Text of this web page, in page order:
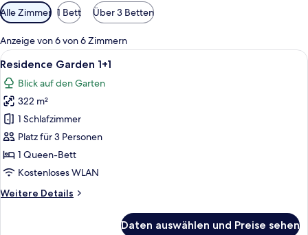
Verfügbare
Filter
für
Zimmer
Alle Zimmer 1 Bett Über 3 Betten
Anzeige von 6 von 6 Zimmern
Alle
Fotos
für
Residence
Garden
1+1
anzeigen
Eine Terrassenausstattung mit
12
Residence Garden 1+1
Blick auf den Garten
322 m²
1 Schlafzimmer
Platz für 3 Personen
1 Queen-Bett
Kostenloses WLAN
Weitere Details
Weitere
Daten auswählen und Preise sehen